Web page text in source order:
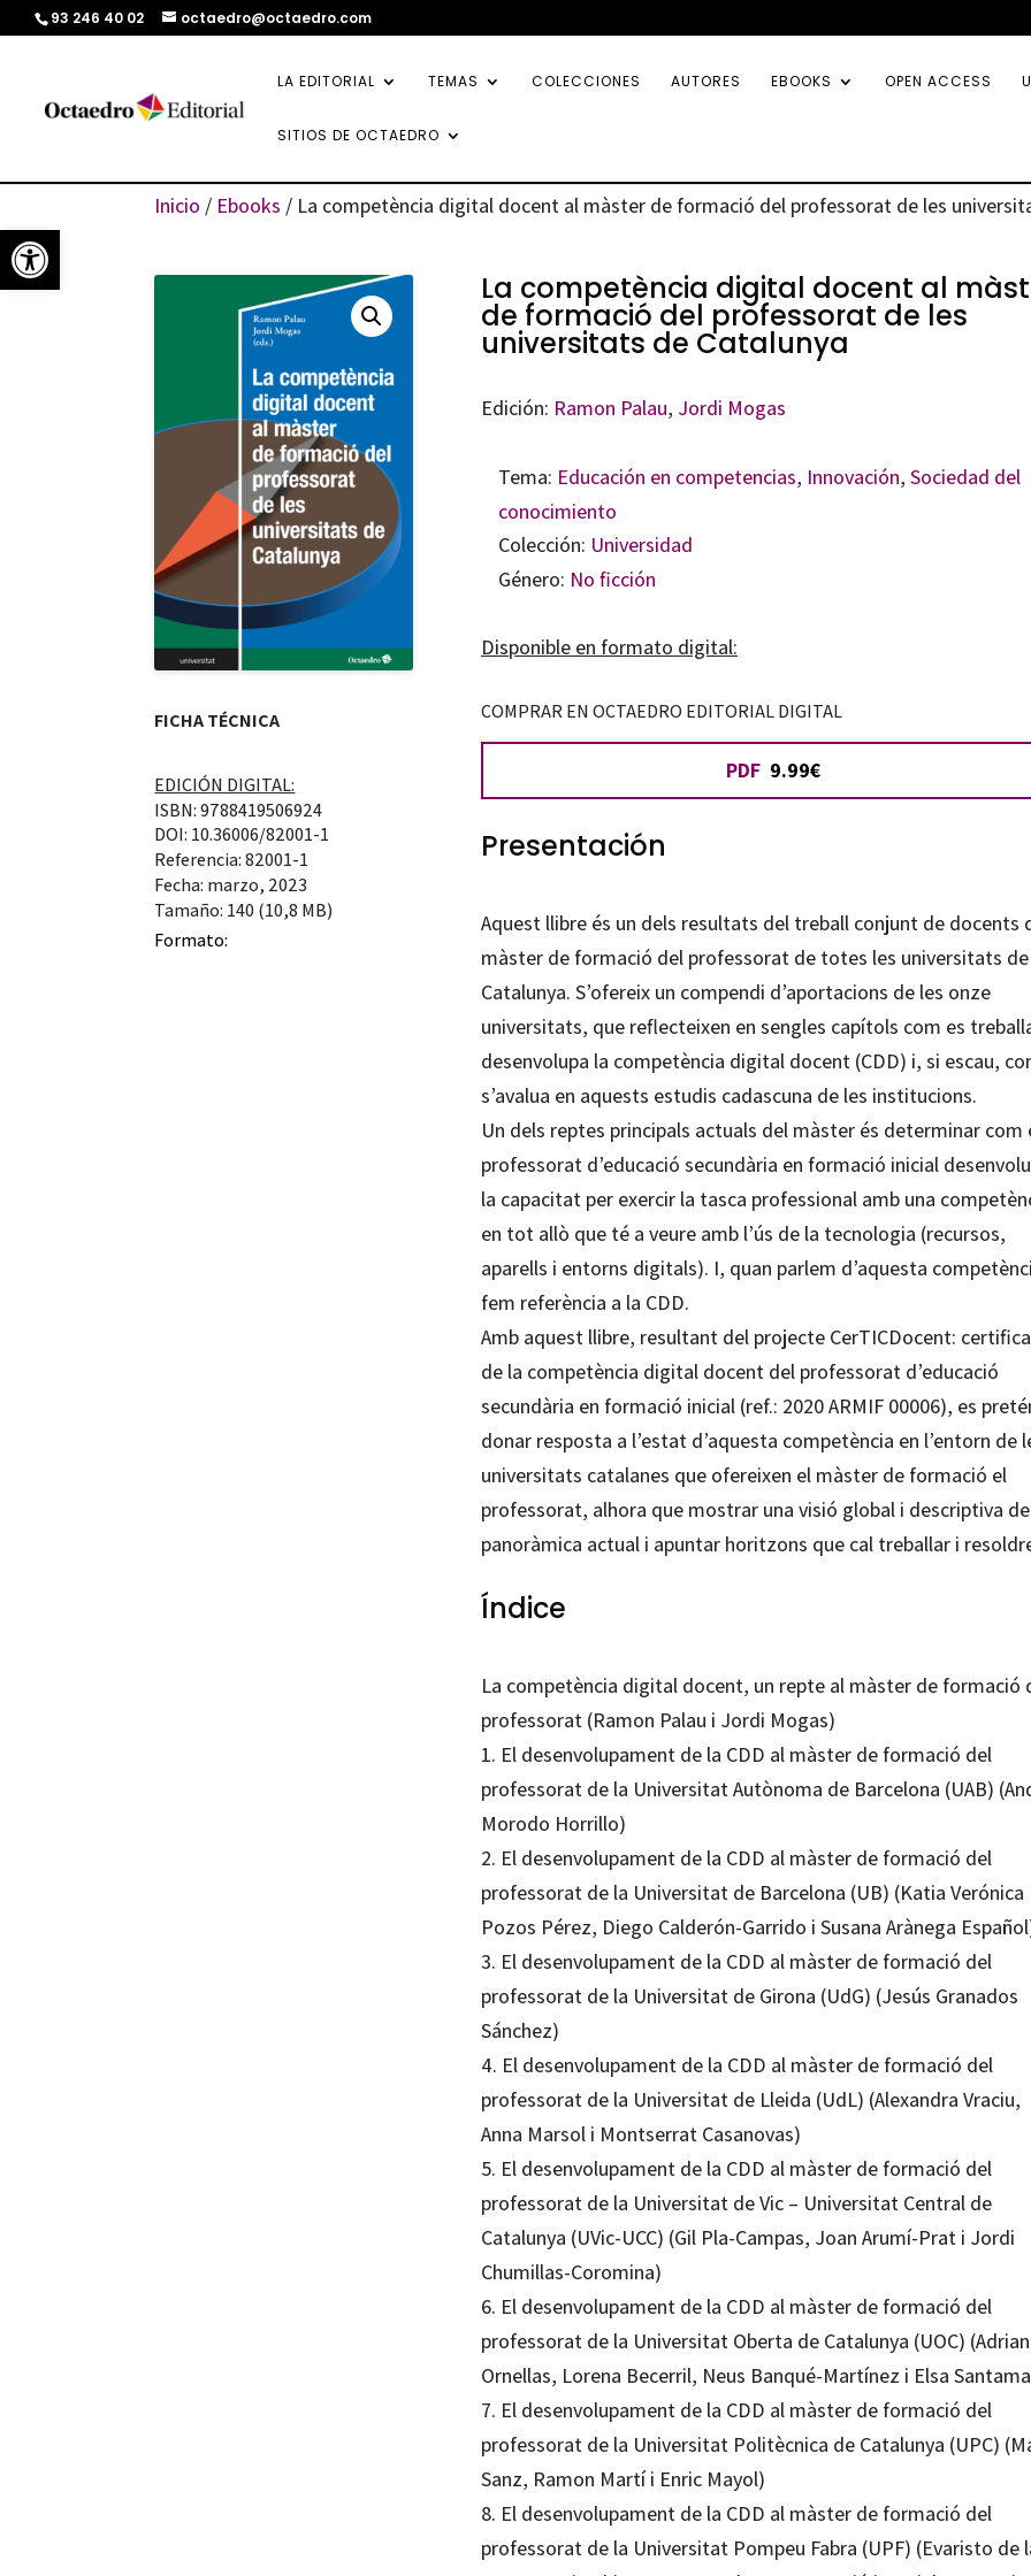
Abrir barra de herramientas
93 246 40 02 octaedro@octaedro.com
LA EDITORIAL TEMAS COLECCIONES AUTORES EBOOKS OPEN ACCESS
SITIOS DE OCTAEDRO
Inicio / Ebooks / La competència digital docent al màster de formació del professorat de les
FICHA TÉCNICA
EDICIÓN DIGITAL:
ISBN: 9788419506924
DOI: 10.36006/82001-1
Referencia: 82001-1
Fecha: marzo, 2023
Tamaño: 140 (10,8 MB)
Formato:
La competència digital docent al
de formació del professorat de les
universitats de Catalunya
Edición: Ramon Palau, Jordi Mogas
Tema: Educación en competencias, Innovación, Sociedad del
conocimiento
Colección: Universidad
Género: No ficción
Disponible en formato digital:
COMPRAR EN OCTAEDRO EDITORIAL DIGITAL
PDF 9.99€
Presentación
Aquest llibre és un dels resultats del treball conjunt de docents
màster de formació del professorat de totes les universitats de
Catalunya. S’ofereix un compendi d’aportacions de les onze
universitats, que reflecteixen en sengles capítols com es
desenvolupa la competència digital docent (CDD) i, si escau,
s’avalua en aquests estudis cadascuna de les institucions.
Un dels reptes principals actuals del màster és determinar com
professorat d’educació secundària en formació inicial
la capacitat per exercir la tasca professional amb una
en tot allò que té a veure amb l’ús de la tecnologia (recursos,
aparells i entorns digitals). I, quan parlem d’aquesta
fem referència a la CDD.
Amb aquest llibre, resultant del projecte CerTICDocent:
de la competència digital docent del professorat d’educació
secundària en formació inicial (ref.: 2020 ARMIF 00006), es
donar resposta a l’estat d’aquesta competència en l’entorn de
universitats catalanes que ofereixen el màster de formació el
professorat, alhora que mostrar una visió global i descriptiva
panoràmica actual i apuntar horitzons que cal treballar i
Índice
La competència digital docent, un repte al màster de formació
professorat (Ramon Palau i Jordi Mogas)
1. El desenvolupament de la CDD al màster de formació del
professorat de la Universitat Autònoma de Barcelona (UAB)
Morodo Horrillo)
2. El desenvolupament de la CDD al màster de formació del
professorat de la Universitat de Barcelona (UB) (Katia Verónica
Pozos Pérez, Diego Calderón-Garrido i Susana Arànega
3. El desenvolupament de la CDD al màster de formació del
professorat de la Universitat de Girona (UdG) (Jesús Granados
Sánchez)
4. El desenvolupament de la CDD al màster de formació del
professorat de la Universitat de Lleida (UdL) (Alexandra Vraciu,
Anna Marsol i Montserrat Casanovas)
5. El desenvolupament de la CDD al màster de formació del
professorat de la Universitat de Vic – Universitat Central de
Catalunya (UVic-UCC) (Gil Pla-Campas, Joan Arumí-Prat i Jordi
Chumillas-Coromina)
6. El desenvolupament de la CDD al màster de formació del
professorat de la Universitat Oberta de Catalunya (UOC)
Ornellas, Lorena Becerril, Neus Banqué-Martínez i Elsa
7. El desenvolupament de la CDD al màster de formació del
professorat de la Universitat Politècnica de Catalunya (UPC)
Sanz, Ramon Martí i Enric Mayol)
8. El desenvolupament de la CDD al màster de formació del
professorat de la Universitat Pompeu Fabra (UPF) (Evaristo de